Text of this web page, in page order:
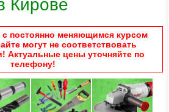
Кирове
постоянно меняющимся курсом
могут не соответствовать
Актуальные цены уточняйте по
телефону!